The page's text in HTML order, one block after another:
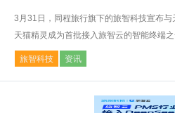
3月31日，同程旅行旗下的旅智科技宣布与
天猫精灵成为首批接入旅智云的智能终端
旅智科技 资讯